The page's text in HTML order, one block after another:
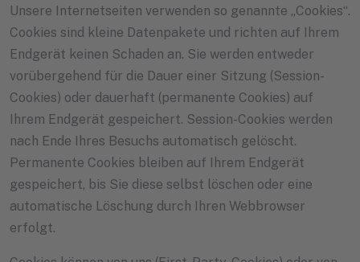
Unsere Internetseiten verwenden so genannte „Cookies“.
Cookies sind kleine Datenpakete und richten auf Ihrem
Endgerät keinen Schaden an. Sie werden entweder
vorübergehend für die Dauer einer Sitzung (Session-
Cookies) oder dauerhaft (permanente Cookies) auf
Ihrem Endgerät gespeichert. Session-Cookies werden
nach Ende Ihres Besuchs automatisch gelöscht.
Permanente Cookies bleiben auf Ihrem Endgerät
gespeichert, bis Sie diese selbst löschen oder eine
automatische Löschung durch Ihren Webbrowser
erfolgt.